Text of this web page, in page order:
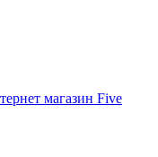
магазин Five